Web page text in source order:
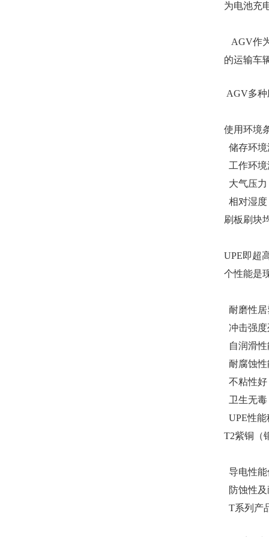
为电池充
AGV作
的运输车
AGV多种
使用环境
储存环
工作环
大气压力
相对湿度
刷板刷块
UPE即超
个性能是
耐磨性
冲击强
自润滑
耐腐蚀
不粘性
卫生无
UPE性
T2紫铜（
导电性
防蚀性
T系列产